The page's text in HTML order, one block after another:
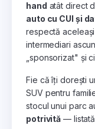
hand atât direct
auto cu CUI și
respectă
intermediari
„sponsorizat" și
Fie că îți dorești
SUV pentru
stocul unui parc
potrivită —